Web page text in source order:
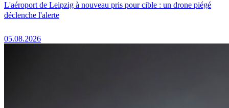
L'aéroport de Leipzig à nouveau pris pour cible : un drone piégé
déclenche l'alerte
05.08.2026